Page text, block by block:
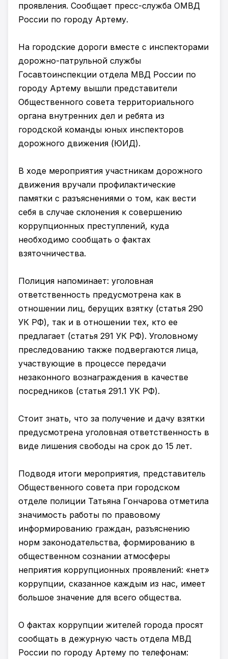
проявления. Сообщает пресс-служба ОМВД
России по городу Артему.
На городские дороги вместе с инспекторами
дорожно-патрульной службы
Госавтоинспекции отдела МВД России по
городу Артему вышли представители
Общественного совета территориального
органа внутренних дел и ребята из
городской команды юных инспекторов
дорожного движения (ЮИД).
В ходе мероприятия участникам дорожного
движения вручали профилактические
памятки с разъяснениями о том, как вести
себя в случае склонения к совершению
коррупционных преступлений, куда
необходимо сообщать о фактах
взяточничества.
Полиция напоминает: уголовная
ответственность предусмотрена как в
отношении лиц, берущих взятку (статья 290
УК РФ), так и в отношении тех, кто ее
предлагает (статья 291 УК РФ). Уголовному
преследованию также подвергаются лица,
участвующие в процессе передачи
незаконного вознаграждения в качестве
посредников (статья 291.1 УК РФ).
Стоит знать, что за получение и дачу взятки
предусмотрена уголовная ответственность в
виде лишения свободы на срок до 15 лет.
Подводя итоги мероприятия, представитель
Общественного совета при городском
отделе полиции Татьяна Гончарова отметила
значимость работы по правовому
информированию граждан, разъяснению
норм законодательства, формированию в
общественном сознании атмосферы
неприятия коррупционных проявлений: «нет»
коррупции, сказанное каждым из нас, имеет
большое значение для всего общества.
О фактах коррупции жителей города просят
сообщать в дежурную часть отдела МВД
России по городу Артему по телефонам: